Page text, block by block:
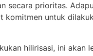
prioritas.
untuk
hilirisasi, ini akan